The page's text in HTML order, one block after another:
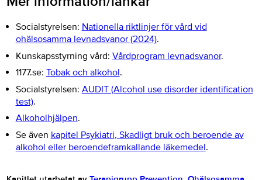
Socialstyrelsen: Nationella riktlinjer för vård vid
ohälsosamma levnadsvanor (2024).
Kunskapsstyrning vård: Vårdprogram levnadsvanor.
1177.se: Tobak och alkohol.
Socialstyrelsen: AUDIT (Alcohol use disorder identification
test).
Alkoholhjälpen.
Se även kapitel Psykiatri, Skadligt bruk och beroende av
alkohol eller beroendeframkallande läkemedel.